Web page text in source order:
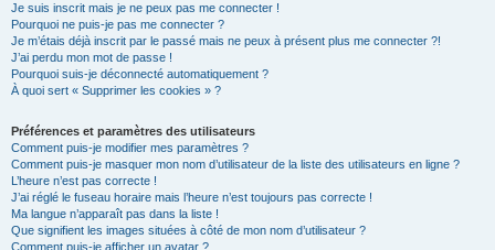
Je suis inscrit mais je ne peux pas me connecter !
Pourquoi ne puis-je pas me connecter ?
Je m’étais déjà inscrit par le passé mais ne peux à présent plus me connecter ?!
J’ai perdu mon mot de passe !
Pourquoi suis-je déconnecté automatiquement ?
À quoi sert « Supprimer les cookies » ?
Préférences et paramètres des utilisateurs
Comment puis-je modifier mes paramètres ?
Comment puis-je masquer mon nom d’utilisateur de la liste des utilisateurs en ligne ?
L’heure n’est pas correcte !
J’ai réglé le fuseau horaire mais l’heure n’est toujours pas correcte !
Ma langue n’apparaît pas dans la liste !
Que signifient les images situées à côté de mon nom d’utilisateur ?
Comment puis-je afficher un avatar ?